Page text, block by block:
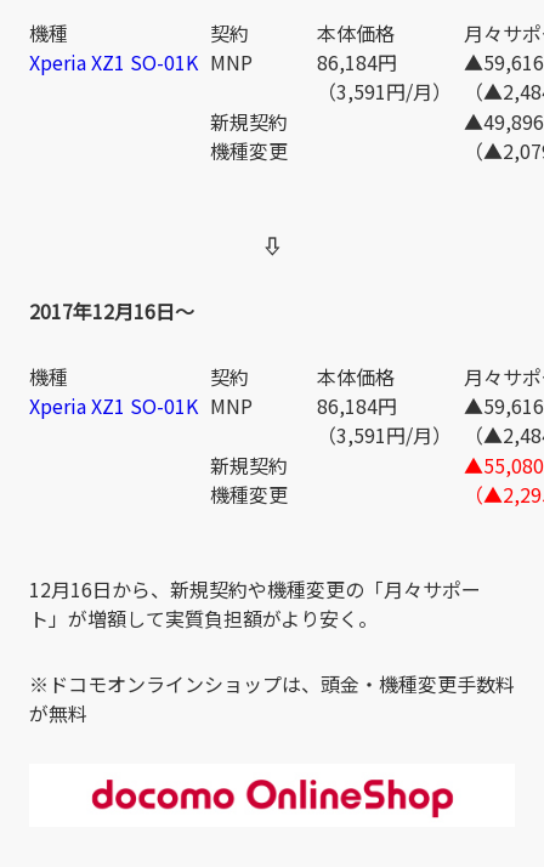
機種 契約 本体価格
月々サ
Xperia XZ1 SO-01K MNP
86,184円
（3,591円/月）
（
新規契約
機種変更
（
⇩
2017年12月16日～
機種 契約 本体価格
月々サ
Xperia XZ1 SO-01K MNP
86,184円
（3,591円/月）
（
新規契約
機種変更
（
12月16日から、新規契約や機種変更の「月々サポー
ト」が増額して実質負担額がより安く。
※ドコモオンラインショップは、頭金・機種変更手数料
が無料